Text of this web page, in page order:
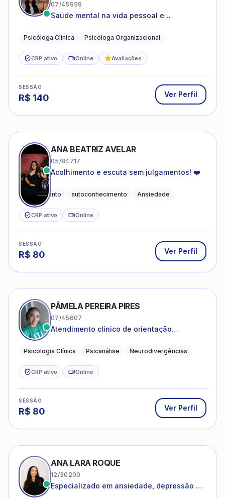
07/45959
Saúde mental na vida pessoal e
Psicóloga Clínica Psicóloga Organizacional
CRP ativo Online Avaliações
SESSÃO
R$ 140 Ver Perfil
ANA BEATRIZ AVELAR
05/84717
Acolhimento e escuta sem julgamentos! ❤️
Acolhimento autoconhecimento Ansiedade
CRP ativo Online
SESSÃO
R$ 80 Ver Perfil
PÂMELA PEREIRA PIRES
07/45607
Atendimento clínico de orientação
crianças neurotípicas
Psicologia Clínica Psicanálise Neurodivergências
CRP ativo Online
SESSÃO
R$ 80 Ver Perfil
ANA LARA ROQUE
12/30200
Especializado em ansiedade, depressão e